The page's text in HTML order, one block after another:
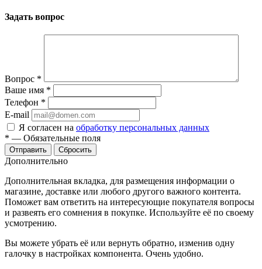
Задать вопрос
Вопрос *
Ваше имя *
Телефон *
E-mail
Я согласен на обработку персональных данных
* — Обязательные поля
Отправить Сбросить
Дополнительно
Дополнительная вкладка, для размещения информации о
магазине, доставке или любого другого важного контента.
Поможет вам ответить на интересующие покупателя вопросы
и развеять его сомнения в покупке. Используйте её по своему
усмотрению.
Вы можете убрать её или вернуть обратно, изменив одну
галочку в настройках компонента. Очень удобно.